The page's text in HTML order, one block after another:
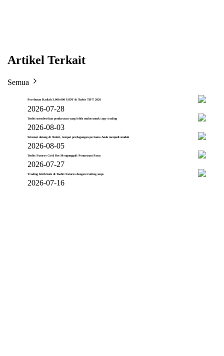
Artikel Terkait
Semua
Perebutan Hadiah 3.000.000 USDT di Toobit TIFT 2026
2026-07-28
Toobit memberikan pendaratan yang lebih mulus untuk copy trading
2026-08-03
Selamat datang di Toobit, tempat perdagangan pertama Anda menjadi mudah
2026-08-05
Toobit Futures Grid Bot Mengungguli Penurunan Pasar
2026-07-27
Trading lebih baik di Toobit Futures dengan trailing stops
2026-07-16